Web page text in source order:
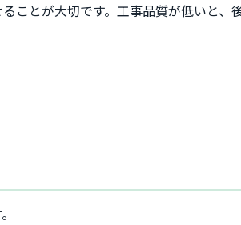
ことが大切です。工事品質が低いと、